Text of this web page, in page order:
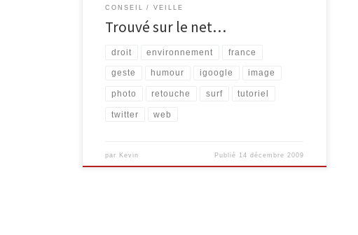
CONSEIL VEILLE
Trouvé sur le net…
droit environnement france
geste humour igoogle image
photo retouche surf tutoriel
twitter web
par Kevin Publié 14 décembre 2009